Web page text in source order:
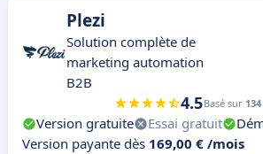
Plezi
Solution complète de
marketing automation
B2B
4.5Basé sur
Version gratuite Essai gratuit
Version payante dès 169,00 € /mois